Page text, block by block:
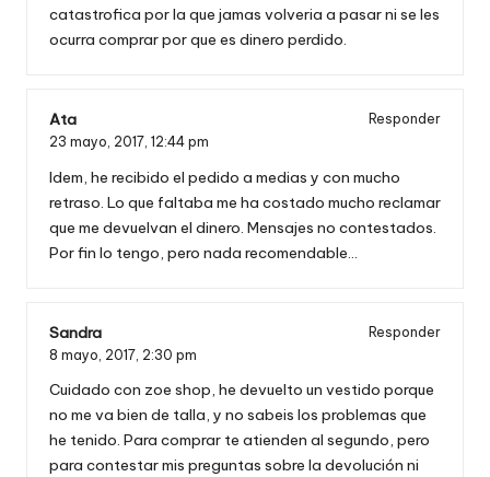
catastrofica por la que jamas volveria a pasar ni se les
ocurra comprar por que es dinero perdido.
Ata
Responder
23 mayo, 2017, 12:44 pm
Idem, he recibido el pedido a medias y con mucho
retraso. Lo que faltaba me ha costado mucho reclamar
que me devuelvan el dinero. Mensajes no contestados.
Por fin lo tengo, pero nada recomendable…
Sandra
Responder
8 mayo, 2017, 2:30 pm
Cuidado con zoe shop, he devuelto un vestido porque
no me va bien de talla, y no sabeis los problemas que
he tenido. Para comprar te atienden al segundo, pero
para contestar mis preguntas sobre la devolución ni